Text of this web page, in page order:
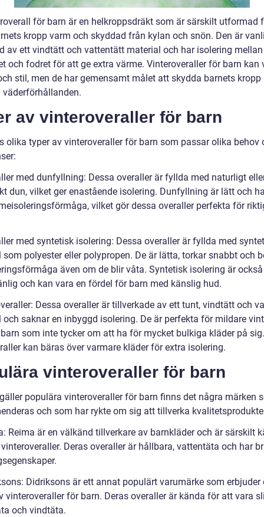
för barn är en helkroppsdräkt som är särskilt utformad
kropp varm och skyddad från kylan och snön. Den är
av ett vindtätt och vattentätt material och har isolering mellan
och fodret för att ge extra värme. Vinteroveraller för barn kan
stil, men de har gemensamt målet att skydda barnets kropp
väderförhållanden.
av vinteroveraller för barn
olika typer av vinteroveraller för barn som passar olika behov
med dunfyllning: Dessa overaller är fyllda med naturligt
dun, vilket ger enastående isolering. Dunfyllning är lätt och
vilket gör dessa overaller perfekta för
med syntetisk isolering: Dessa overaller är fyllda med
som polyester eller polypropen. De är lätta, torkar snabbt och
även om de blir våta. Syntetisk isolering är också
och kan vara en fördel för barn med känslig hud.
Dessa overaller är tillverkade av ett tunt, vindtätt och
och saknar en inbyggd isolering. De är perfekta för mildare
som inte tycker om att ha för mycket bulkiga kläder på sig.
kan bäras över varmare kläder för extra isolering.
vinteroveraller för barn
populära vinteroveraller för barn finns det några märken
och som har rykte om sig att tillverka
Reima är en välkänd tillverkare av barnkläder och är särskilt
Deras overaller är hållbara, vattentäta och har
Didriksons är ett annat populärt varumärke som erbjuder
vinteroveraller för barn. Deras overaller är kända för att vara
och vindtäta.